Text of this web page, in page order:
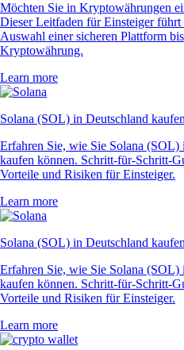
Möchten Sie in Kryptowährungen
Dieser Leitfaden für Einsteiger
Auswahl einer sicheren Plattform
Kryptowährung.
Learn more
Solana (SOL) in Deutschland
Erfahren Sie, wie Sie Solana
kaufen können. Schritt-für-Schritt-
Vorteile und Risiken für Einsteiger.
Learn more
Solana (SOL) in Deutschland
Erfahren Sie, wie Sie Solana
kaufen können. Schritt-für-Schritt-
Vorteile und Risiken für Einsteiger.
Learn more